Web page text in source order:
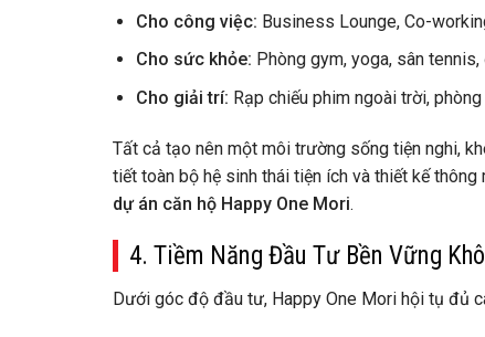
Cho công việc: Business Lounge, Co-
Cho sức khỏe: Phòng gym, yoga, sân
Cho giải trí: Rạp chiếu phim ngoài trời,
Tất cả tạo nên một môi trường sống tiện nghi,
tiết toàn bộ hệ sinh thái tiện ích và thiết kế
dự án căn hộ Happy One Mori.
4. Tiềm Năng Đầu Tư Bền Vững
Dưới góc độ đầu tư, Happy One Mori hội tụ đủ